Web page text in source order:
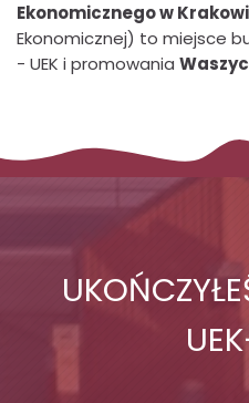
Ekonomicznego w
Ekonomicznej) to miejsce
- UEK i promowania